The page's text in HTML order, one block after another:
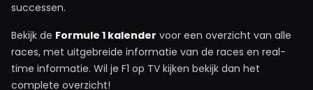
successen.
Bekijk de Formule 1 kalender voor een overzicht van alle
races, met uitgebreide informatie van de races en real-
time informatie. Wil je F1 op TV kijken bekijk dan het
complete overzicht!